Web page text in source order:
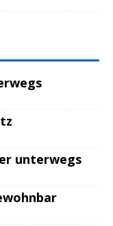
unterwegs